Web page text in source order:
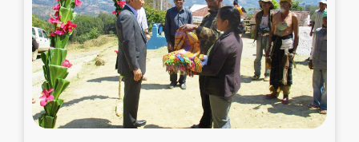
ジェクト
復興支援事業
民際教育事業